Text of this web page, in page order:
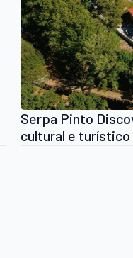
Serpa Pinto
cultural e turístico